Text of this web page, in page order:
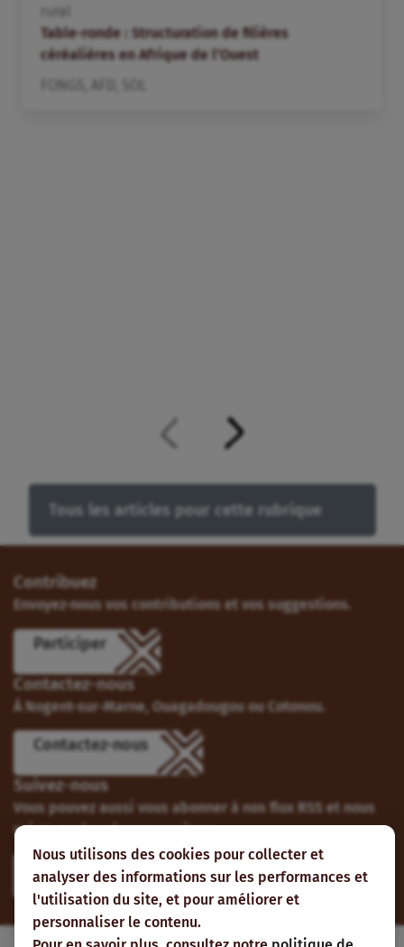
Nous utilisons des cookies pour collecter et
analyser des informations sur les performances et
l'utilisation du site, et pour améliorer et
personnaliser le contenu.
rural
Table-ronde : Structuration de filières
céréalières en Afrique de l’Ouest
Tous les articles pour cette rubrique
Contribuez
Envoyez-nous vos contributions et vos suggestions.
Participer
Contactez-nous
À Nogent-sur-Marne, Ouagadougou ou Cotonou.
Contactez-nous
Suivez-nous
Vous pouvez aussi vous abonner à nos flux RSS et nous
suivre sur les réseaux sociaux.